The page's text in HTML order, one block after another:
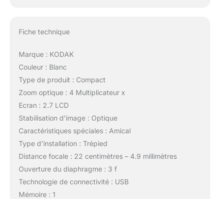
Fiche technique
Marque : KODAK
Couleur : Blanc
Type de produit : Compact
Zoom optique : 4 Multiplicateur x
Ecran : 2.7 LCD
Stabilisation d’image : Optique
Caractéristiques spéciales : Amical
Type d’installation : Trépied
Distance focale : 22 centimètres – 4.9 millimètres
Ouverture du diaphragme : 3 f
Technologie de connectivité : USB
Mémoire : 1